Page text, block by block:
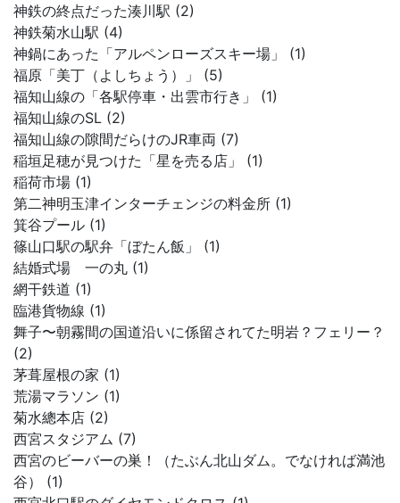
神鉄の終点だった湊川駅 (2)
神鉄菊水山駅 (4)
神鍋にあった「アルペンローズスキー場」 (1)
福原「美丁（よしちょう）」 (5)
福知山線の「各駅停車・出雲市行き」 (1)
福知山線のSL (2)
福知山線の隙間だらけのJR車両 (7)
稲垣足穂が見つけた「星を売る店」 (1)
稲荷市場 (1)
第二神明玉津インターチェンジの料金所 (1)
箕谷プール (1)
篠山口駅の駅弁「ぼたん飯」 (1)
結婚式場 一の丸 (1)
網干鉄道 (1)
臨港貨物線 (1)
舞子〜朝霧間の国道沿いに係留されてた明岩？フェリー？
(2)
茅葺屋根の家 (1)
荒湯マラソン (1)
菊水總本店 (2)
西宮スタジアム (7)
西宮のビーバーの巣！（たぶん北山ダム。でなければ満池
谷） (1)